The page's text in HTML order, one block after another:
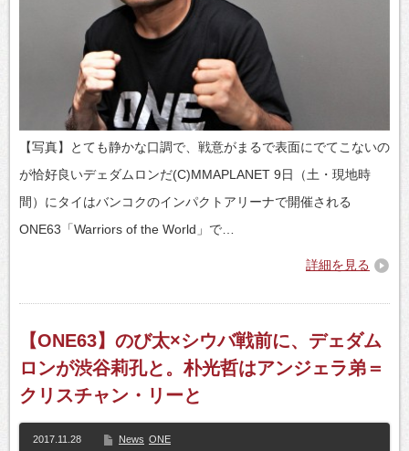
【写真】とても静かな口調で、戦意がまるで表面にでてこないの
が恰好良いデェダムロンだ(C)MMAPLANET 9日（土・現地時
間）にタイはバンコクのインパクトアリーナで開催される
ONE63「Warriors of the World」で…
詳細を見る
【ONE63】のび太×シウバ戦前に、デェダム
ロンが渋谷莉孔と。朴光哲はアンジェラ弟＝
クリスチャン・リーと
2017.11.28 News ONE